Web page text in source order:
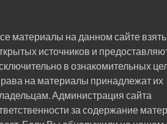
материалы на данном сайте
источников и
в ознакомительных
на материалы принадлежат их
Администрация сайта
за содержание